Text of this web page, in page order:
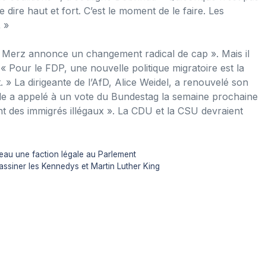
dire haut et fort. C’est le moment de le faire. Les
»
annonce un changement radical de cap ». Mais il
le FDP, une nouvelle politique migratoire est la
La dirigeante de l’AfD, Alice Weidel, a renouvelé son
a appelé à un vote du Bundestag la semaine prochaine
immigrés illégaux ». La CDU et la CSU devraient
une faction légale au Parlement
les Kennedys et Martin Luther King